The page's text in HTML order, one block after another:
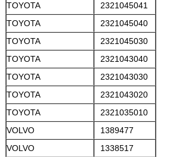
TOYOTA
2321045041
TOYOTA
2321045040
TOYOTA
2321045030
TOYOTA
2321043040
TOYOTA
2321043030
TOYOTA
2321043020
TOYOTA
2321035010
VOLVO
1389477
VOLVO
1338517